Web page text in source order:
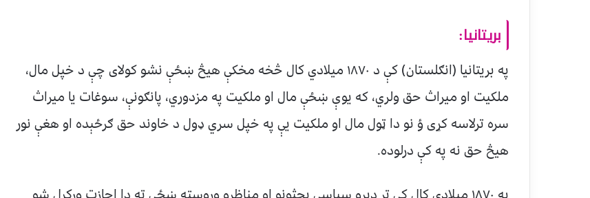
بریتانیا:
په بریتانیا (انګلستان) کې د ۱۸۷۰ میلادي کال څخه مخکې هیڅ ښځې نشو کولای چې د خپل مال،
ملکیت او میراث حق ولري، که یوې ښځې مال او ملکیت په مزدوري، پانګونې، سوغات یا میراث
سره ترلاسه کړی ؤ نو دا ټول مال او ملکیت یې په خپل سري ډول د خاوند حق ګرځېده او هغې نور
هیڅ حق نه په کې درلوده.